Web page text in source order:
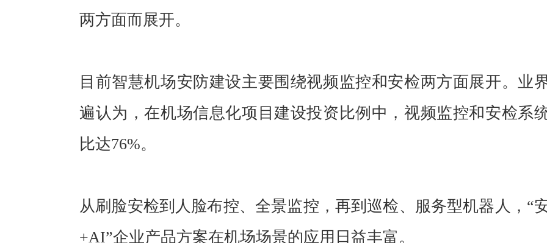
两方面而展开。
目前智慧机场安防建设主要围绕视频监控和安检两方面展开。业
遍认为，在机场信息化项目建设投资比例中，视频监控和安检系
比达76%。
从刷脸安检到人脸布控、全景监控，再到巡检、服务型机器人，“
+AI”企业产品方案在机场场景的应用日益丰富。